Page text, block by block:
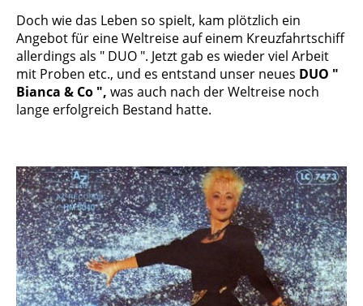
Doch wie das Leben so spielt, kam plötzlich ein
Angebot für eine Weltreise auf einem Kreuzfahrtschiff
allerdings als " DUO ". Jetzt gab es wieder viel Arbeit
mit Proben etc., und es entstand unser neues DUO "
Bianca & Co ", was auch nach der Weltreise noch
lange erfolgreich Bestand hatte.